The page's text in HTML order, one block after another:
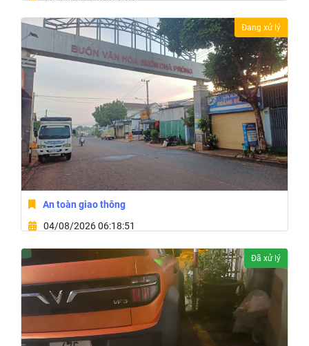
Phường Buôn Ma Thuột, Tỉnh Đắk Lắk
An toàn giao thông
04/08/2026 06:18:51
Phường Buôn Ma Thuột, Tỉnh Đắk Lắk
Đang xử lý
Đã xử lý